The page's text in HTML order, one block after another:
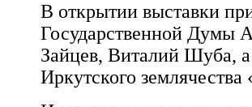
В открытии выставки
Государственной Думы
Зайцев, Виталий Шуба,
Иркутского землячества